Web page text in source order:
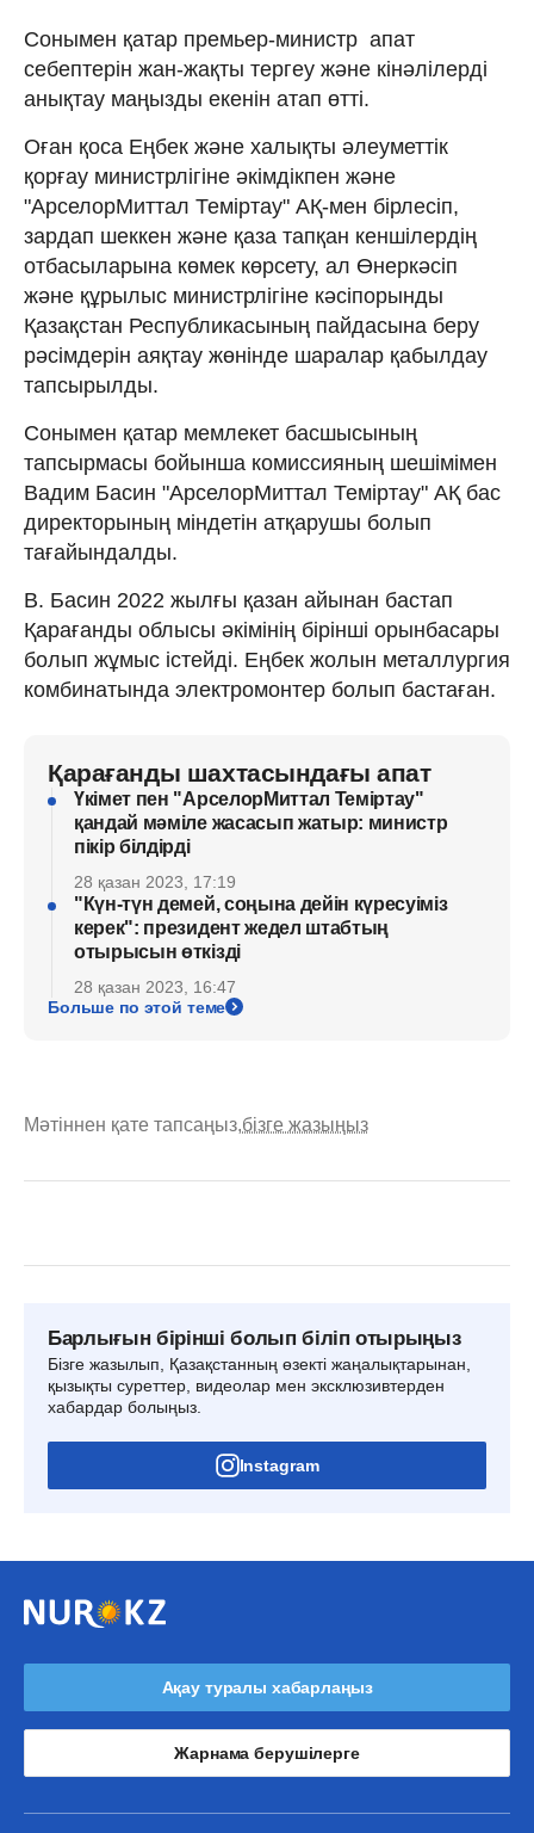
Сонымен қатар премьер-министр апат
себептерін жан-жақты тергеу және кінәлілерді
анықтау маңызды екенін атап өтті.
Оған қоса Еңбек және халықты әлеуметтік
қорғау министрлігіне әкімдікпен және
"АрселорМиттал Теміртау" АҚ-мен бірлесіп,
зардап шеккен және қаза тапқан кеншілердің
отбасыларына көмек көрсету, ал Өнеркәсіп
және құрылыс министрлігіне кәсіпорынды
Қазақстан Республикасының пайдасына беру
рәсімдерін аяқтау жөнінде шаралар қабылдау
тапсырылды.
Сонымен қатар мемлекет басшысының
тапсырмасы бойынша комиссияның шешімімен
Вадим Басин "АрселорМиттал Теміртау" АҚ бас
директорының міндетін атқарушы болып
тағайындалды.
В. Басин 2022 жылғы қазан айынан бастап
Қарағанды облысы әкімінің бірінші орынбасары
болып жұмыс істейді. Еңбек жолын металлургия
комбинатында электромонтер болып бастаған.
Қарағанды шахтасындағы апат
Үкімет пен "АрселорМиттал Теміртау"
қандай мәміле жасасып жатыр: министр
пікір білдірді
28 қазан 2023, 17:19
"Күн-түн демей, соңына дейін күресуіміз
керек": президент жедел штабтың
отырысын өткізді
28 қазан 2023, 16:47
Больше по этой теме
Мәтіннен қате тапсаңыз,бізге жазыңыз
Барлығын бірінші болып біліп отырыңыз
Бізге жазылып, Қазақстанның өзекті жаңалықтарынан,
қызықты суреттер, видеолар мен эксклюзивтерден
хабардар болыңыз.
Instagram
Ақау туралы хабарлаңыз
Жарнама берушілерге